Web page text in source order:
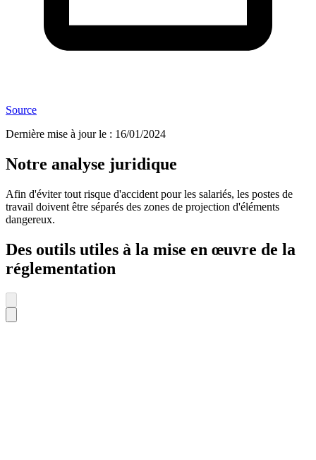
Source
Dernière mise à jour le : 16/01/2024
Notre analyse juridique
Afin d'éviter tout risque d'accident pour les salariés, les postes de
travail doivent être séparés des zones de projection d'éléments
dangereux.
Des outils utiles à la mise en œuvre de la
réglementation